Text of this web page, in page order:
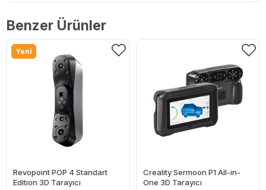
Benzer Ürünler
Yeni
Revopoint POP 4 Standart
Edition 3D Tarayıcı
Creality Sermoon P1 All-in-
One 3D Tarayıcı